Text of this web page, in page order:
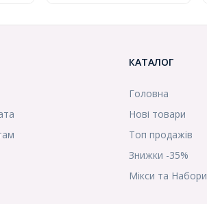
КАТАЛОГ
Головна
Нові товари
Топ продажів
Знижки -35%
Мікси та Набори